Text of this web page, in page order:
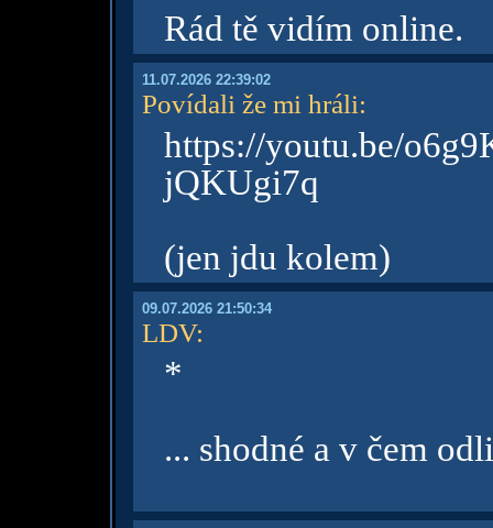
Rád tě vidím online.
11.07.2026 22:39:02
Povídali že mi hráli:
https://youtu.be/
jQKUgi7q
(jen jdu kolem)
09.07.2026 21:50:34
LDV:
*
... shodné a v čem